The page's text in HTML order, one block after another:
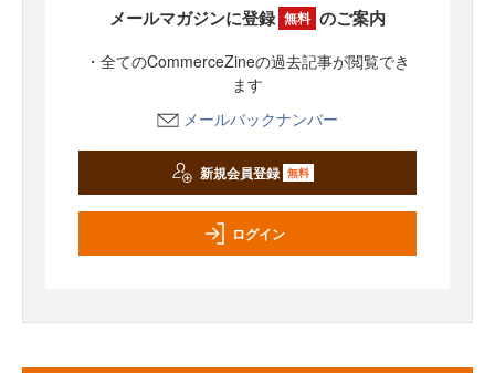
メールマガジンに登録 無料 のご案内
・全てのCommerceZineの過去記事が閲覧でき
ます
メールバックナンバー
新規会員登録 無料
ログイン